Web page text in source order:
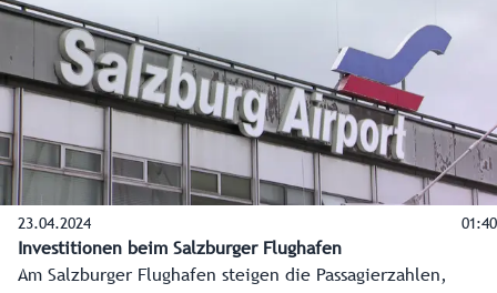
Wertschöpfung für Salzburg generiert. Damit können auch
die Blockbuster im Messegeschäft wie „Alles für den Gast“
und „Jagd und Fischerei“ in Salzburg gehalten werden.
23.04.2024 01:40
Investitionen beim Salzburger Flughafen
Am Salzburger Flughafen steigen die Passagierzahlen,